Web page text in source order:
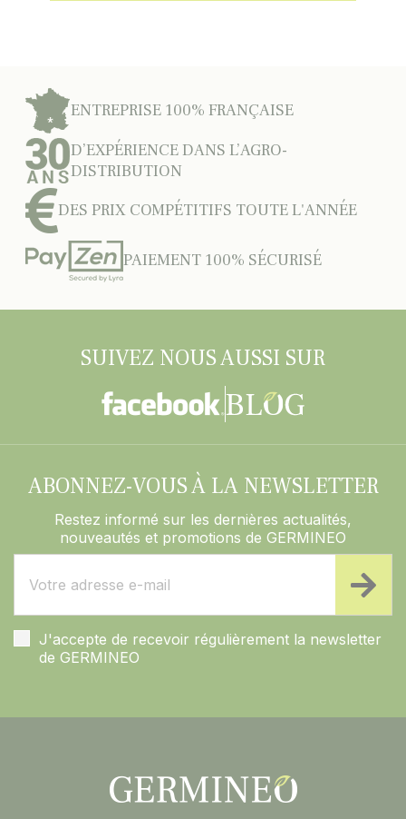
ENTREPRISE 100% FRANÇAISE
D’EXPÉRIENCE DANS L’AGRO-
DISTRIBUTION
DES PRIX COMPÉTITIFS TOUTE L'ANNÉE
PAIEMENT 100% SÉCURISÉ
SUIVEZ NOUS AUSSI SUR
ABONNEZ-VOUS À LA NEWSLETTER
Restez informé sur les dernières actualités,
nouveautés et promotions de GERMINEO
J'accepte de recevoir régulièrement la newsletter
de GERMINEO